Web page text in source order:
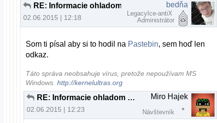
02.06.2015 | 12:18
bedňa
LegacyIce-antiX
Administrátor
Som ti písal aby si to hodil na Pastebin, sem hoď len
odkaz.
Táto správa neobsahuje vírus, pretože nepoužívam MS
Windows.http://kernelultras.org
RE: Informacie ohladom MIDI keyboardu
02.06.2015 | 12:23
Miro Hajek
Návštevník